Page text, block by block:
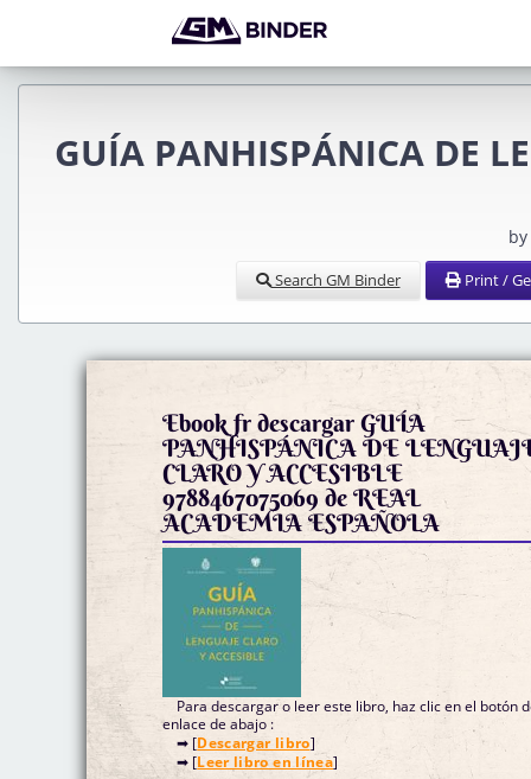
GUÍA PANHISPÁNICA DE
Search GM Binder Print /
Ebook fr descargar GUÍA
PANHISPÁNICA DE
CLARO Y ACCESIBLE
9788467075069 de REAL
ACADEMIA ESPAÑOLA
Para descargar o leer este libro, haz clic en el botón
enlace de abajo :
➡ [Descargar libro]
➡ [Leer libro en línea]